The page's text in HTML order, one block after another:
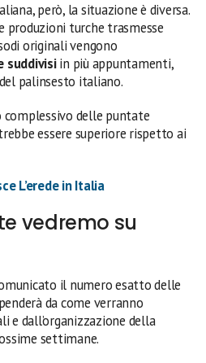
però, la situazione è diversa.
produzioni turche trasmesse
originali vengono
suddivisiin più appuntamenti,
palinsesto italiano.
complessivo delle puntate
essere superiore rispetto ai
L’erede in Italia
vedremo su
il numero esatto delle
da come verranno
e dall’organizzazione della
settimane.